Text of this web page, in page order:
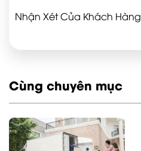
Nhận Xét Của Khách Hàng
Cùng chuyên mục